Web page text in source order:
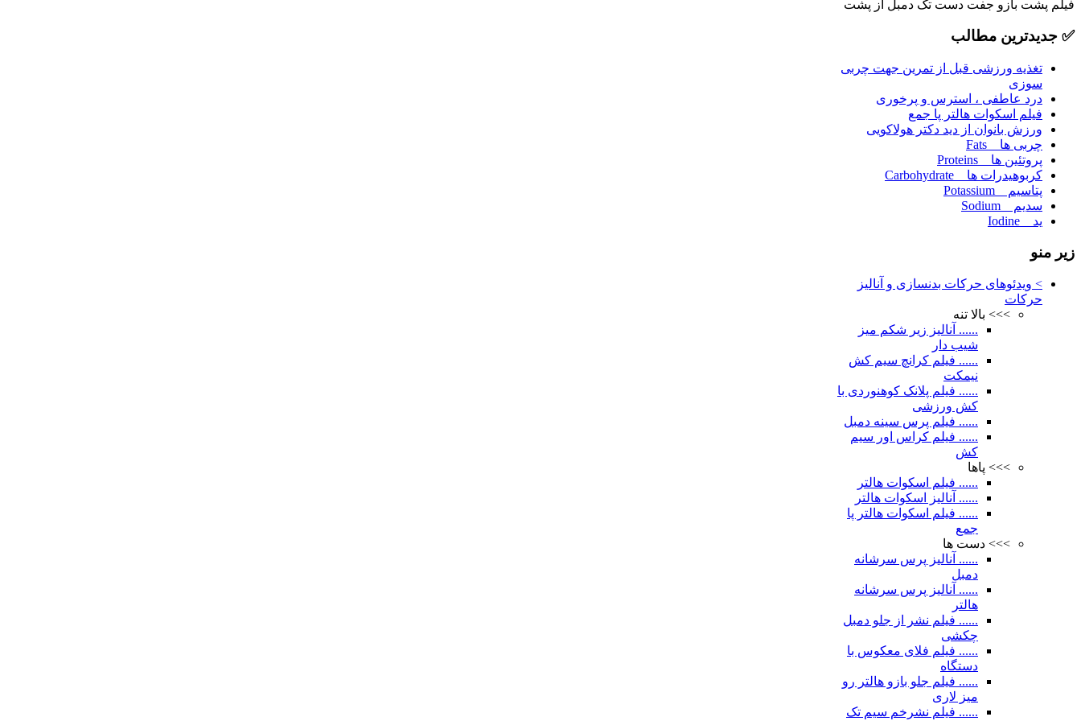
فیلم پشت بازو جفت دست تک دمبل از پشت
✅ جدیدترین مطالب
تغذیه ورزشی قبل از تمرین جهت چربی
سوزی
درد عاطفی ، استرس و پرخوری
فیلم اسکوات هالتر پا جمع
ورزش بانوان از دید دکتر هولاکویی
چربی ها _ Fats
پروتئین ها _ Proteins
کربوهیدرات ها _ Carbohydrate
پتاسیم _ Potassium
سدیم _ Sodium
ید _ Iodine
زیر منو
> ویدئوهای حرکات بدنسازی و آنالیز
حرکات
>>> بالا تنه
...... آنالیز زیر شکم میز
شیب دار
...... فیلم کرانچ سیم کش
نیمکت
...... فیلم پلانک کوهنوردی با
کش ورزشی
...... فیلم پرس سینه دمبل
...... فیلم کراس اور سیم
کش
>>> پاها
...... فیلم اسکوات هالتر
...... آنالیز اسکوات هالتر
...... فیلم اسکوات هالتر پا
جمع
>>> دست ها
...... آنالیز پرس سرشانه
دمبل
...... آنالیز پرس سرشانه
هالتر
...... فیلم نشر از جلو دمبل
چکشی
...... فیلم فلای معکوس با
دستگاه
...... فیلم جلو بازو هالتر رو
میز لاری
...... فیلم نشرخم سیم تک